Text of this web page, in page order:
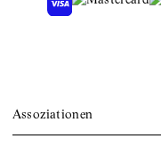
Assoziationen